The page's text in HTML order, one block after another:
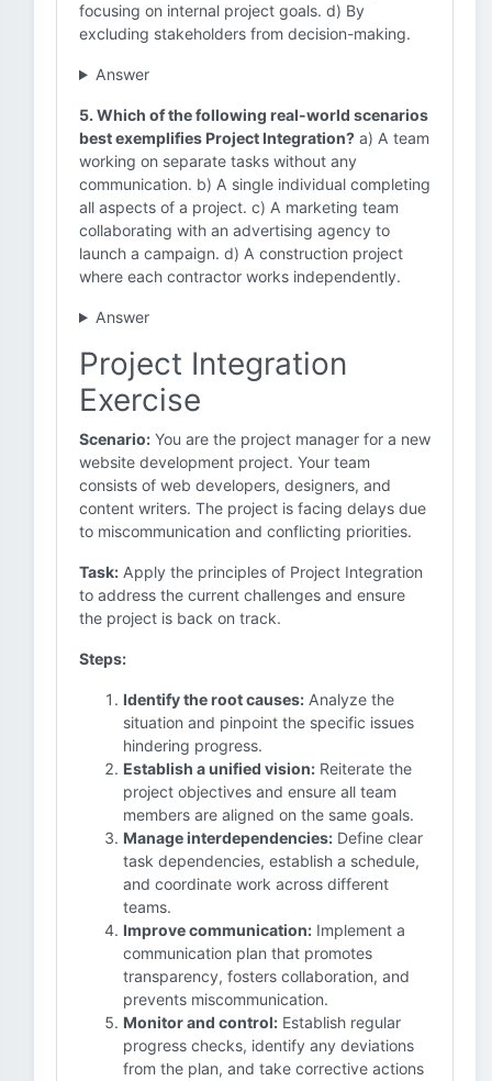
focusing on internal project goals. d) By
excluding stakeholders from decision-making.
Answer
5. Which of the following real-world scenarios
best exemplifies Project Integration? a) A team
working on separate tasks without any
communication. b) A single individual completing
all aspects of a project. c) A marketing team
collaborating with an advertising agency to
launch a campaign. d) A construction project
where each contractor works independently.
Answer
Project Integration
Exercise
Scenario: You are the project manager for a new
website development project. Your team
consists of web developers, designers, and
content writers. The project is facing delays due
to miscommunication and conflicting priorities.
Task: Apply the principles of Project Integration
to address the current challenges and ensure
the project is back on track.
Steps:
Identify the root causes: Analyze the
situation and pinpoint the specific issues
hindering progress.
Establish a unified vision: Reiterate the
project objectives and ensure all team
members are aligned on the same goals.
Manage interdependencies: Define clear
task dependencies, establish a schedule,
and coordinate work across different
teams.
Improve communication: Implement a
communication plan that promotes
transparency, fosters collaboration, and
prevents miscommunication.
Monitor and control: Establish regular
progress checks, identify any deviations
from the plan, and take corrective actions